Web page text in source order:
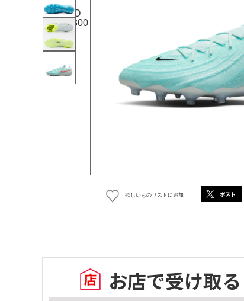
欲しいものリストに追加
お店で受け取る